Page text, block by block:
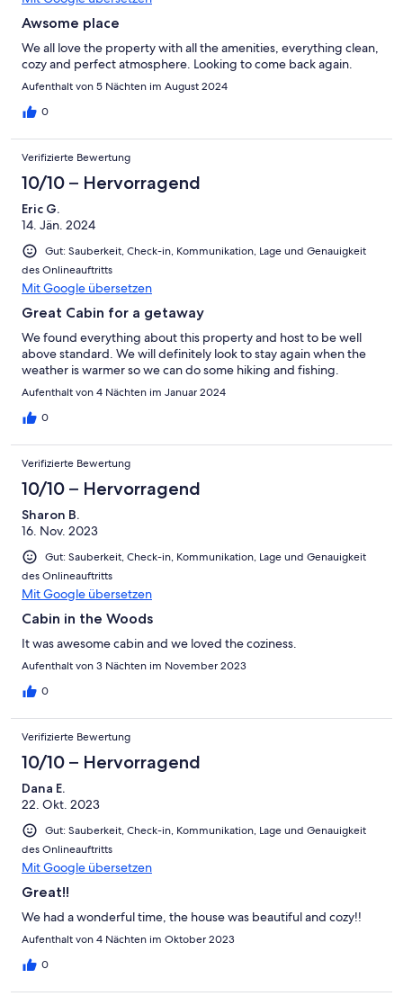
Awsome place
We all love the property with all the amenities, everything clean,
cozy and perfect atmosphere. Looking to come back again.
Aufenthalt von 5 Nächten im August 2024
0
Verifizierte Bewertung
10/10 – Hervorragend
Eric G.
14. Jän. 2024
Gut: Sauberkeit, Check-in, Kommunikation, Lage und Genauigkeit
des Onlineauftritts
Mit Google übersetzen
Great Cabin for a getaway
We found everything about this property and host to be well
above standard. We will definitely look to stay again when the
weather is warmer so we can do some hiking and fishing.
Aufenthalt von 4 Nächten im Januar 2024
0
Verifizierte Bewertung
10/10 – Hervorragend
Sharon B.
16. Nov. 2023
Gut: Sauberkeit, Check-in, Kommunikation, Lage und Genauigkeit
des Onlineauftritts
Mit Google übersetzen
Cabin in the Woods
It was awesome cabin and we loved the coziness.
Aufenthalt von 3 Nächten im November 2023
0
Verifizierte Bewertung
10/10 – Hervorragend
Dana E.
22. Okt. 2023
Gut: Sauberkeit, Check-in, Kommunikation, Lage und Genauigkeit
des Onlineauftritts
Mit Google übersetzen
Great!!
We had a wonderful time, the house was beautiful and cozy!!
Aufenthalt von 4 Nächten im Oktober 2023
0